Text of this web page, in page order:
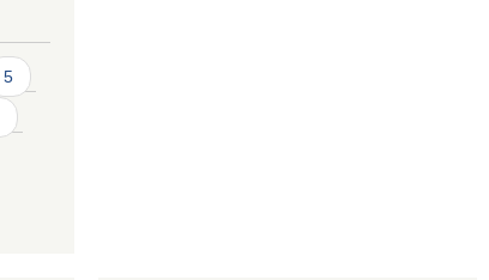
5